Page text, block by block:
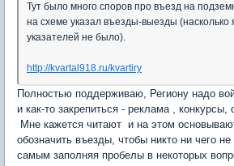
Тут было много споров про въезд на
на схеме указал въезды-выезды
указателей не было).
http://kvartal918.ru/kvartiry
Полностью поддерживаю, Региону надо
и как-то закрепиться - реклама , конкурсы,
Мне кажется читают и на этом
обозначить въезды, чтобы никто ни чего
самым заполняя пробелы в некоторых